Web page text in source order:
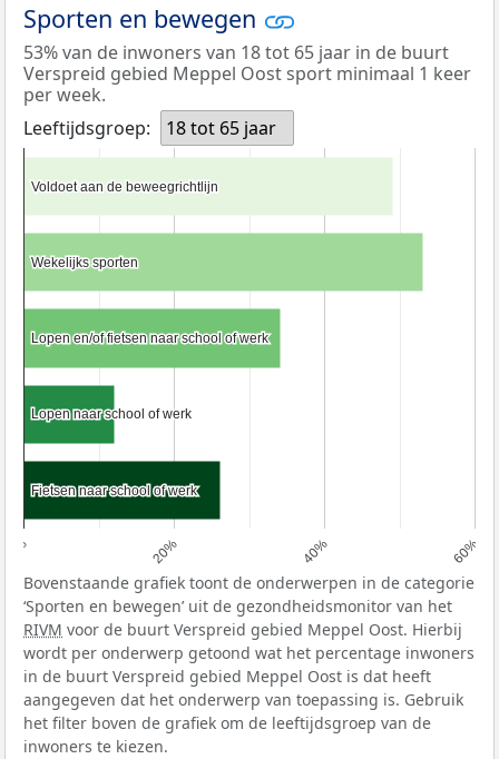
Sporten en bewegen
53% van de inwoners van 18 tot 65 jaar in de buurt
Verspreid gebied Meppel Oost sport minimaal 1 keer
per week.
Leeftijdsgroep:
18 tot 65 jaar
0% 20% 40% 60%
Voldoet aan de beweegrichtlijn
Voldoet aan de beweegrichtlijn
Wekelijks sporten
Wekelijks sporten
Lopen en/of fietsen naar school of werk
Lopen en/of fietsen naar school of werk
Lopen naar school of werk
Lopen naar school of werk
Fietsen naar school of werk
Fietsen naar school of werk
Bovenstaande grafiek toont de onderwerpen in de categorie
‘Sporten en bewegen’ uit de gezondheidsmonitor van het
RIVM voor de buurt Verspreid gebied Meppel Oost. Hierbij
wordt per onderwerp getoond wat het percentage inwoners
in de buurt Verspreid gebied Meppel Oost is dat heeft
aangegeven dat het onderwerp van toepassing is. Gebruik
het filter boven de grafiek om de leeftijdsgroep van de
inwoners te kiezen.